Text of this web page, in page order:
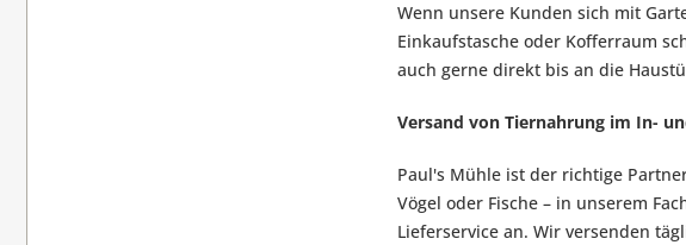
Wenn unsere Kunden sich mit
Einkaufstasche oder Kofferraum
auch gerne direkt bis an die
Versand von Tiernahrung im In-
Paul's Mühle ist der richtige
Vögel oder Fische – in unserem
Lieferservice an. Wir versenden